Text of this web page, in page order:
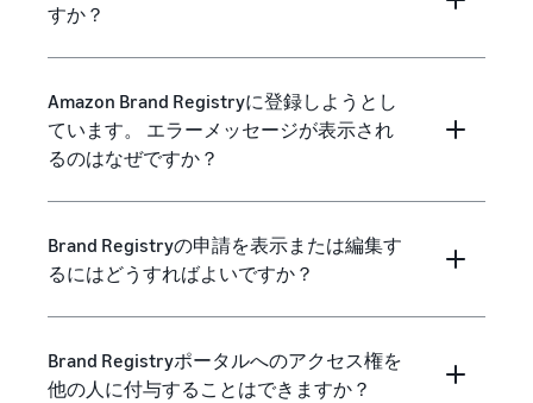
すか？
Amazon Brand Registryに登録しようとし
ています。 エラーメッセージが表示され
るのはなぜですか？
Brand Registryの申請を表示または編集す
るにはどうすればよいですか？
Brand Registryポータルへのアクセス権を
他の人に付与することはできますか？